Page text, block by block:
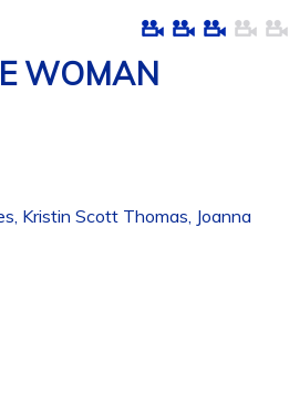
WOMAN
Kristin Scott Thomas, Joanna